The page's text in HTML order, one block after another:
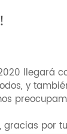
llegará
y
por